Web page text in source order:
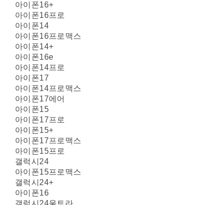
아이폰16+
아이폰16프로
아이폰14
아이폰16프로맥스
아이폰14+
아이폰16e
아이폰14프로
아이폰17
아이폰14프로맥스
아이폰17에어
아이폰15
아이폰17프로
아이폰15+
아이폰17프로맥스
아이폰15프로
갤럭시24
아이폰15프로맥스
갤럭시24+
아이폰16
갤럭시24울트라